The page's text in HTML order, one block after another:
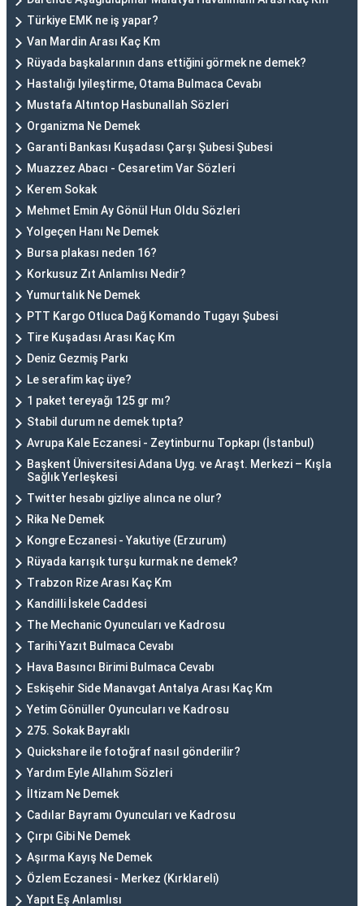
Türkiye EMK ne iş yapar?
Van Mardin Arası Kaç Km
Rüyada başkalarının dans ettiğini görmek ne demek?
Hastalığı Iyileştirme, Otama Bulmaca Cevabı
Mustafa Altıntop Hasbunallah Sözleri
Organizma Ne Demek
Garanti Bankası Kuşadası Çarşı Şubesi Şubesi
Muazzez Abacı - Cesaretim Var Sözleri
Kerem Sokak
Mehmet Emin Ay Gönül Hun Oldu Sözleri
Yolgeçen Hanı Ne Demek
Bursa plakası neden 16?
Korkusuz Zıt Anlamlısı Nedir?
Yumurtalık Ne Demek
PTT Kargo Otluca Dağ Komando Tugayı Şubesi
Tire Kuşadası Arası Kaç Km
Deniz Gezmiş Parkı
Le serafim kaç üye?
1 paket tereyağı 125 gr mı?
Stabil durum ne demek tıpta?
Avrupa Kale Eczanesi - Zeytinburnu Topkapı (İstanbul)
Başkent Üniversitesi Adana Uyg. ve Araşt. Merkezi – Kışla
Sağlık Yerleşkesi
Twitter hesabı gizliye alınca ne olur?
Rika Ne Demek
Kongre Eczanesi - Yakutiye (Erzurum)
Rüyada karışık turşu kurmak ne demek?
Trabzon Rize Arası Kaç Km
Kandilli İskele Caddesi
The Mechanic Oyuncuları ve Kadrosu
Tarihi Yazıt Bulmaca Cevabı
Hava Basıncı Birimi Bulmaca Cevabı
Eskişehir Side Manavgat Antalya Arası Kaç Km
Yetim Gönüller Oyuncuları ve Kadrosu
275. Sokak Bayraklı
Quickshare ile fotoğraf nasıl gönderilir?
Yardım Eyle Allahım Sözleri
İltizam Ne Demek
Cadılar Bayramı Oyuncuları ve Kadrosu
Çırpı Gibi Ne Demek
Aşırma Kayış Ne Demek
Özlem Eczanesi - Merkez (Kırklareli)
Yapıt Eş Anlamlısı